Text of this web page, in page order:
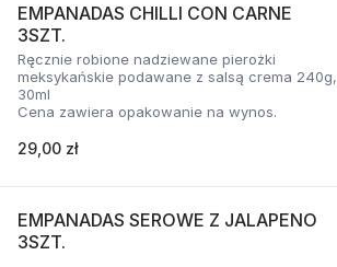
EMPANADAS CHILLI CON CARNE
3SZT.
Ręcznie robione nadziewane pierożki
meksykańskie podawane z salsą crema 240g,
30ml
Cena zawiera opakowanie na wynos.
29,00 zł
EMPANADAS SEROWE Z JALAPENO
3SZT.